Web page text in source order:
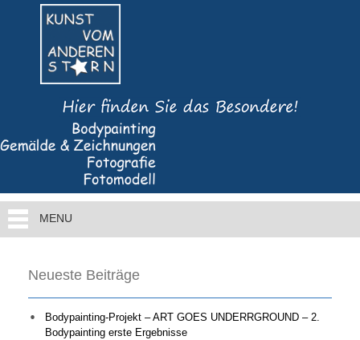
MENU
Neueste Beiträge
Bodypainting-Projekt – ART GOES UNDERRGROUND – 2.
Bodypainting erste Ergebnisse